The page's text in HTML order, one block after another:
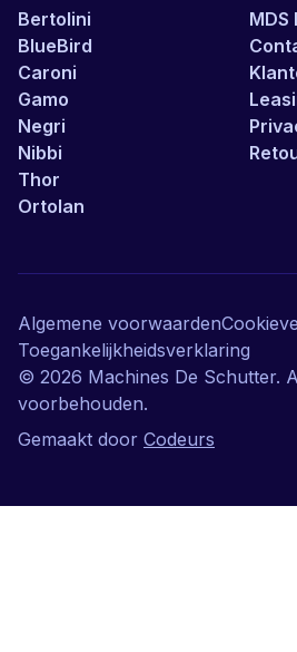
Bertolini
BlueBird
Caroni
Gamo
Negri
Nibbi
Thor
Ortolan
© 2026 Machines De Schutter.
voorbehouden.
Gemaakt door Codeurs
Algemene voorwaarden
Toegankelijkheidsverklaring